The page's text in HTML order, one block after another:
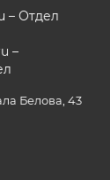
– Отдел
–
Белова, 43